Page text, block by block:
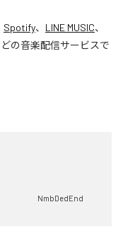
Spotify、 LINE MUSIC、
の音楽配信サービスで
NmbDedEnd